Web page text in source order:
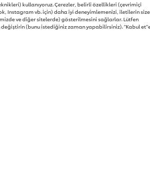
kullanıyoruz. Çerezler, belirli özellikleri (çevrimiçi
Instagram vb. için) daha iyi deneyimlemenizi, iletilerin size
ve diğer sitelerde) gösterilmesini sağlarlar. Lütfen
(bunu istediğiniz zaman yapabilirsiniz). “Kabul